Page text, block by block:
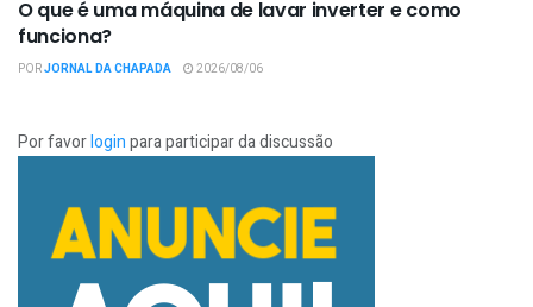
O que é uma máquina de lavar inverter e como
funciona?
PORJORNAL DA CHAPADA 2026/08/06
Por favorloginpara participar da discussão